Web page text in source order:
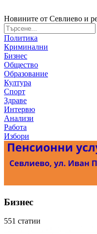
Новините от Севлиево и
Политика
Криминални
Бизнес
Общество
Образование
Култура
Спорт
Здраве
Интервю
Анализи
Работа
Избори
Бизнес
551 статии